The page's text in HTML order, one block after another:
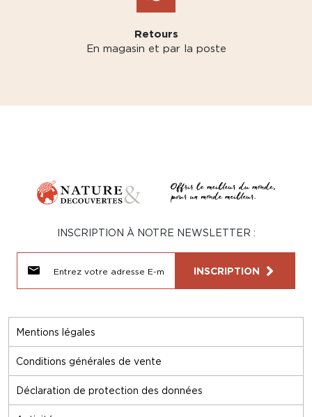
Retours
En magasin et par la poste
Mentions légales
Conditions générales de vente
Déclaration de protection des données
INSCRIPTION À NOTRE NEWSLETTER :
INSCRIPTION